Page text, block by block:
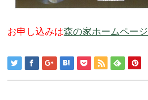
お申し込みは森の家ホームページ